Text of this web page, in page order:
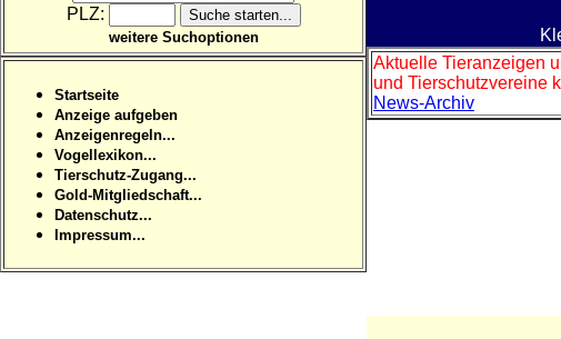
PLZ:
weitere Suchoptionen
Startseite
Anzeige aufgeben
Anzeigenregeln...
Vogellexikon...
Tierschutz-Zugang...
Gold-Mitgliedschaft...
Datenschutz...
Impressum...
Aktuelle Tieranzeigen
und Tierschutzvereine
News-Archiv